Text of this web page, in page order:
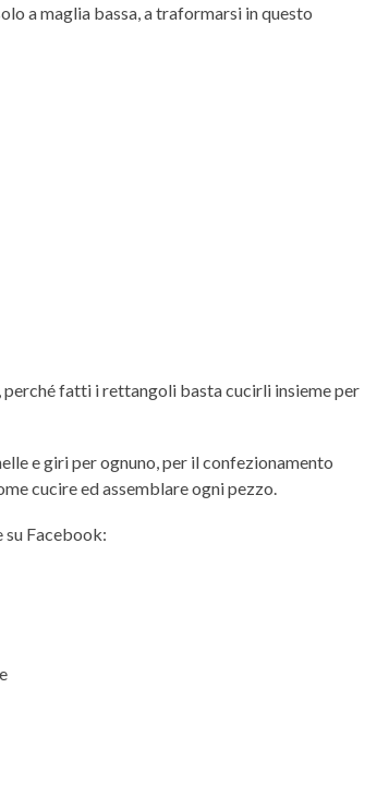
a maglia bassa, a traformarsi in questo
fatti i rettangoli basta cucirli insieme per
e giri per ognuno, per il confezionamento
cucire ed assemblare ogni pezzo.
su Facebook: